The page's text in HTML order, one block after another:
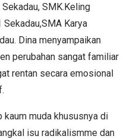
SMK.Keling
Sekadau,SMA Karya
Dina menyampaikan
perubahan sangat familiar
rentan secara emosional
kaum muda khususnya di
isu radikalismme dan